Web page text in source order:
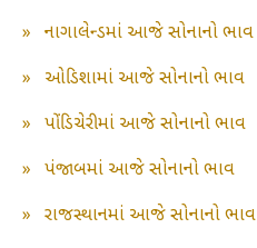
»
નાગાલેન્ડમાં આજે સોનાનો ભાવ
»
ઓડિશામાં આજે સોનાનો ભાવ
»
પોંડિચેરીમાં આજે સોનાનો ભાવ
»
પંજાબમાં આજે સોનાનો ભાવ
»
રાજસ્થાનમાં આજે સોનાનો ભાવ